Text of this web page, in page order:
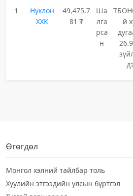
1
Нуклон
ХХК
49,475,7
81 ₮
Ша
лга
рса
н
й
Өгөгдөл
Монгол хэлний тайлбар толь
Хуулийн этгээдийн улсын бүртгэл